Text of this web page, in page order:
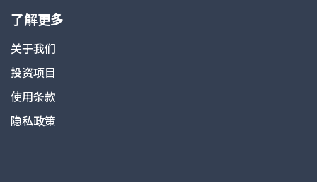
了解更多
关于我们
投资项目
使用条款
隐私政策